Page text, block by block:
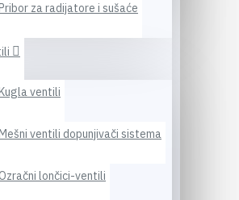
za radijatore i sušaće
ventili
ventili dopunjivači sistema
lončici-ventili